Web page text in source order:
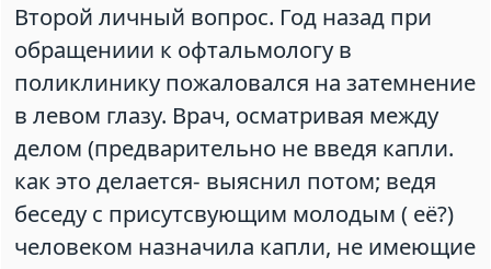
Второй личный вопрос. Год назад при
обращениии к офтальмологу в
поликлинику пожаловался на затемнение
в левом глазу. Врач, осматривая между
делом (предварительно не введя капли.
как это делается- выяснил потом; ведя
беседу с присутсвующим молодым ( её?)
человеком назначила капли, не имеющие